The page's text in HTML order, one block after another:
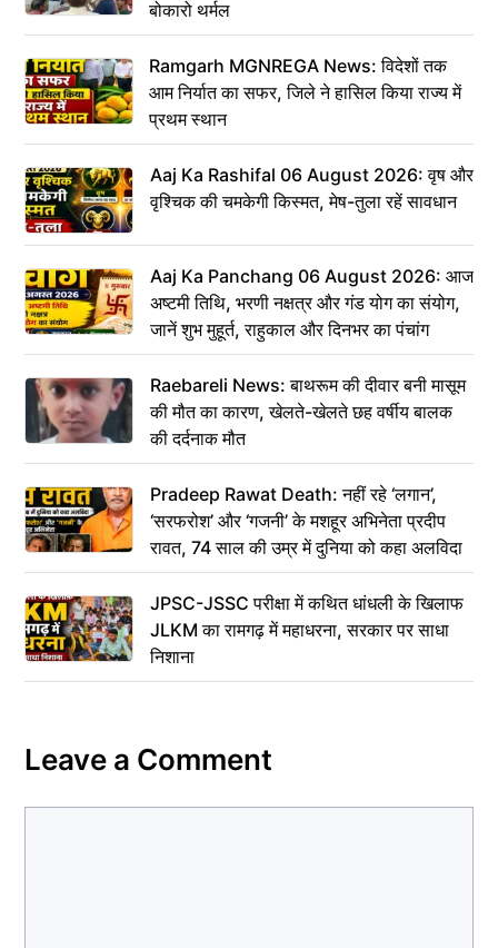
बोकारो थर्मल
Ramgarh MGNREGA News: विदेशों तक
आम निर्यात का सफर, जिले ने हासिल किया राज्य में
प्रथम स्थान
Aaj Ka Rashifal 06 August 2026: वृष और
वृश्चिक की चमकेगी किस्मत, मेष-तुला रहें सावधान
Aaj Ka Panchang 06 August 2026: आज
अष्टमी तिथि, भरणी नक्षत्र और गंड योग का संयोग,
जानें शुभ मुहूर्त, राहुकाल और दिनभर का पंचांग
Raebareli News: बाथरूम की दीवार बनी मासूम
की मौत का कारण, खेलते-खेलते छह वर्षीय बालक
की दर्दनाक मौत
Pradeep Rawat Death: नहीं रहे ‘लगान’,
‘सरफरोश’ और ‘गजनी’ के मशहूर अभिनेता प्रदीप
रावत, 74 साल की उम्र में दुनिया को कहा अलविदा
JPSC-JSSC परीक्षा में कथित धांधली के खिलाफ
JLKM का रामगढ़ में महाधरना, सरकार पर साधा
निशाना
Leave a Comment